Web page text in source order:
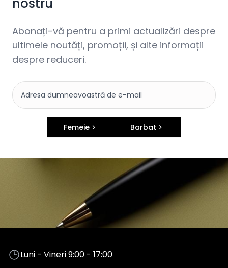
Abonați-vă pentru a primi actualizări despre
ultimele noutăți, promoții, și alte informații
despre reduceri.
Femeie Barbat
Luni - Vineri 9:00 - 17:00